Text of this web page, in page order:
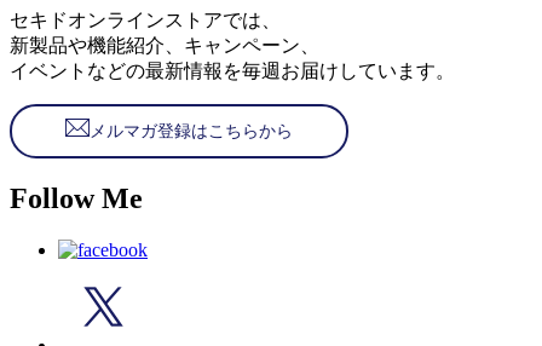
セキドオンラインストアでは、
新製品や機能紹介、キャンペーン、
イベントなどの最新情報を毎週お届けしています。
メルマガ登録はこちらから
Follow Me